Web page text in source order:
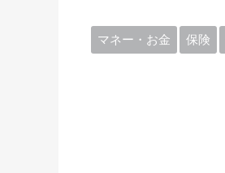
マネー・お金 保険